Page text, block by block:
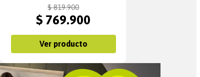
$ 819.900
$ 769.900
Ver producto